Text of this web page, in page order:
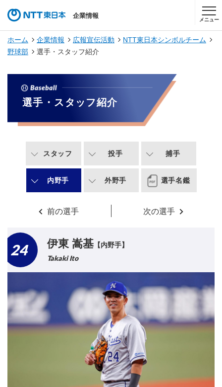
企業情報
メニュー
ホーム 企業情報 広報宣伝活動
NTT東日本シンボルチーム
野球部
選手・スタッフ紹介
選手・スタッフ紹介
スタッフ 投手 捕手
内野手 外野手 選手名鑑
前の選手 次の選手
24 伊東 嵩基 【内野手】
Takaki Ito